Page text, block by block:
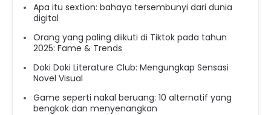
Apa itu sextion: bahaya tersembunyi dari dunia
digital
Orang yang paling diikuti di Tiktok pada tahun
2025: Fame & Trends
Doki Doki Literature Club: Mengungkap Sensasi
Novel Visual
Game seperti nakal beruang: 10 alternatif yang
bengkok dan menyenangkan